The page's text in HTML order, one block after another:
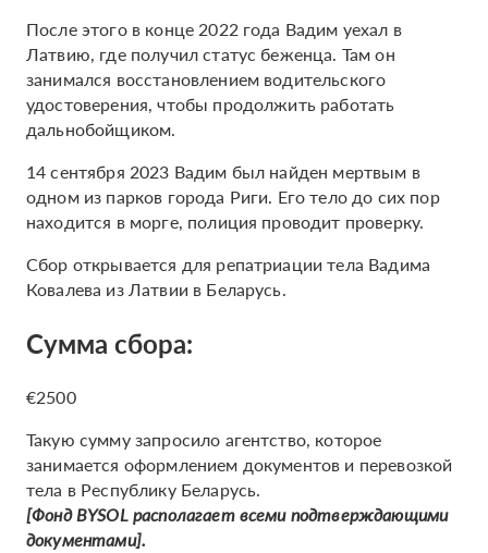
После этого в конце 2022 года Вадим уехал в
Латвию, где получил статус беженца. Там он
занимался восстановлением водительского
удостоверения, чтобы продолжить работать
дальнобойщиком.
14 сентября 2023 Вадим был найден мертвым в
одном из парков города Риги. Его тело до сих пор
находится в морге, полиция проводит проверку.
Сбор открывается для репатриации тела Вадима
Ковалева из Латвии в Беларусь.
Сумма сбора:
€2500
Такую сумму запросило агентство, которое
занимается оформлением документов и перевозкой
тела в Республику Беларусь.
[Фонд BYSOL располагает всеми подтверждающими
документами].